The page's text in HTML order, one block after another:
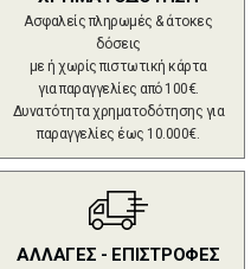
Ασφαλείς πληρωμές & άτοκες
δόσεις
με ή χωρίς πιστωτική κάρτα
για παραγγελίες από 100€.
Δυνατότητα χρηματοδότησης για
παραγγελίες έως 10.000€.
ΑΛΛΑΓΕΣ - ΕΠΙΣΤΡΟΦΕΣ